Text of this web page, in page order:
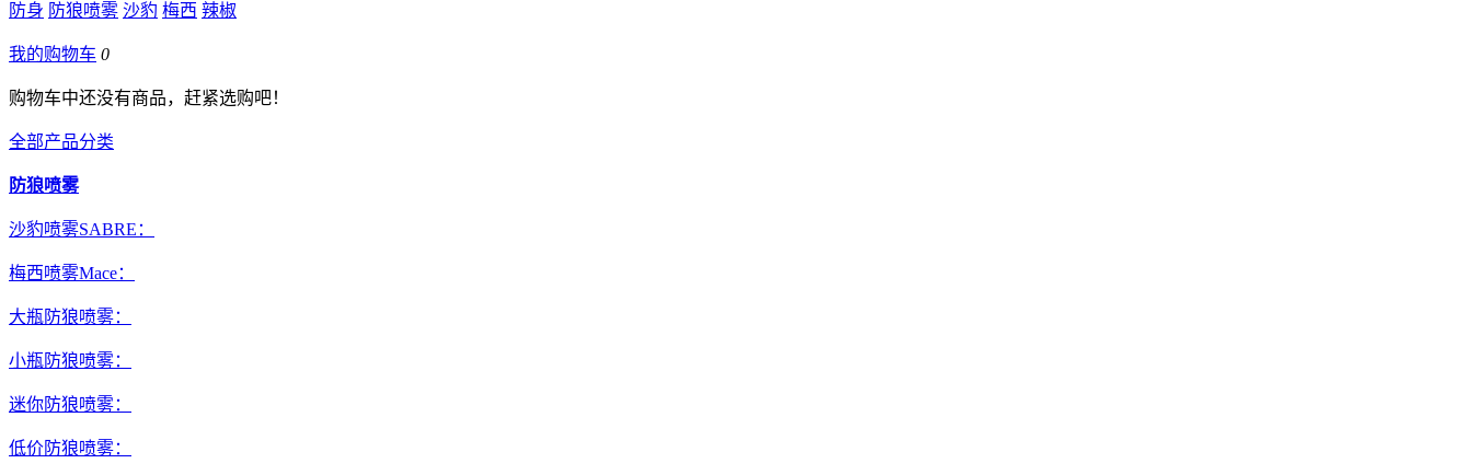
防身 防狼喷雾 沙豹 梅西 辣椒
我的购物车 0
购物车中还没有商品，赶紧选购吧！
全部产品分类
防狼喷雾
沙豹喷雾SABRE：
梅西喷雾Mace：
大瓶防狼喷雾：
小瓶防狼喷雾：
迷你防狼喷雾：
低价防狼喷雾：